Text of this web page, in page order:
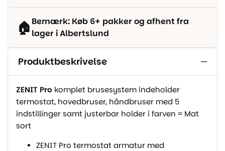
🏠 Bemærk: Køb 6+ pakker og afhent fra
lager i Albertslund
Produktbeskrivelse
ZENIT Pro komplet brusesystem indeholder
termostat, hovedbruser, håndbruser med 5
indstillinger samt justerbar holder i farven = Mat
sort
ZENIT Pro termostat armatur med